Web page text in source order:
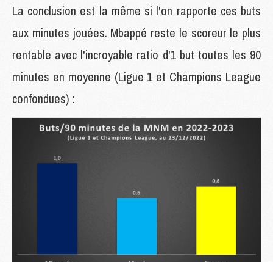
La conclusion est la même si l'on rapporte ces buts
aux minutes jouées. Mbappé reste le scoreur le plus
rentable avec l'incroyable ratio d'1 but toutes les 90
minutes en moyenne (Ligue 1 et Champions League
confondues) :